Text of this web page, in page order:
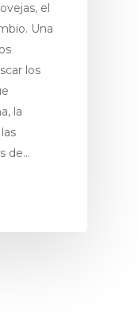
el
Una
los
la
de…